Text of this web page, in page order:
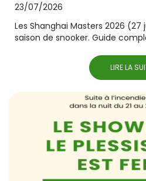
23/07/2026
Les Shanghai Masters 2026
saison de snooker. Guide
LIRE LA